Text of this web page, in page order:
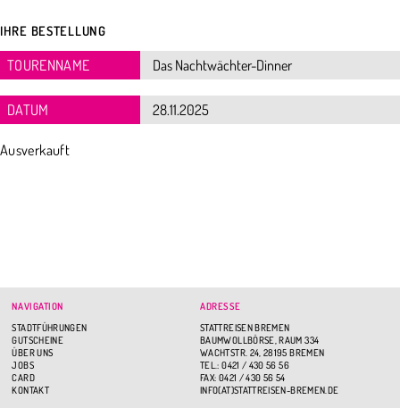
IHRE BESTELLUNG
TOURENNAME
DATUM
Ausverkauft
NAVIGATION
STADTFÜHRUNGEN
GUTSCHEINE
ÜBER UNS
JOBS
CARD
KONTAKT
ADRESSE
STATTREISEN BREMEN
BAUMWOLLBÖRSE, RAUM 334
WACHTSTR. 24, 28195 BREMEN
TEL.: 0421 / 430 56 56
FAX: 0421 / 430 56 54
INFO(AT)STATTREISEN-BREMEN.DE